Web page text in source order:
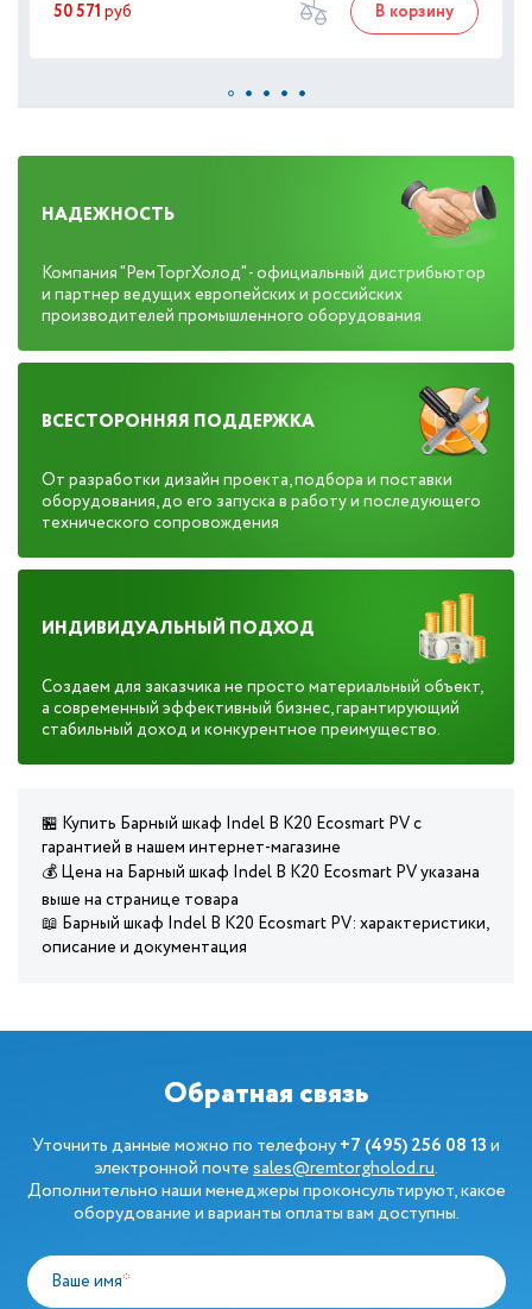
50 571 руб В корзину
НАДЕЖНОСТЬ
Компания "РемТоргХолод" - официальный дистрибьютор
и партнер ведущих европейских и российских
производителей промышленного оборудования
ВСЕСТОРОННЯЯ ПОДДЕРЖКА
От разработки дизайн проекта, подбора и поставки
оборудования, до его запуска в работу и последующего
технического сопровождения
ИНДИВИДУАЛЬНЫЙ ПОДХОД
Создаем для заказчика не просто материальный объект,
а современный эффективный бизнес, гарантирующий
стабильный доход и конкурентное преимущество.
🏪 Купить Барный шкаф Indel В K20 Ecosmart PV с
гарантией в нашем интернет-магазине
💰 Цена на Барный шкаф Indel В K20 Ecosmart PV указана
выше на странице товара
📖 Барный шкаф Indel В K20 Ecosmart PV: характеристики,
описание и документация
Обратная связь
Уточнить данные можно по телефону+7 (495) 256 08 13и
электронной почтеsales@remtorgholod.ru.
Дополнительно наши менеджеры проконсультируют, какое
оборудование и варианты оплаты вам доступны.
Ваше имя*